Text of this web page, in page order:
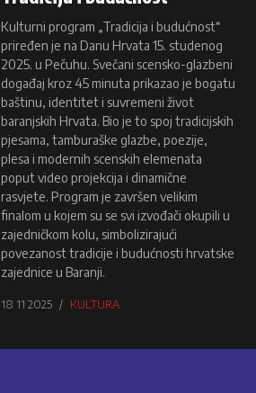
Kulturni program „Tradicija i budućnost“
priređen je na Danu Hrvata 15. studenog
2025. u Pečuhu. Svečani scensko-glazbeni
događaj kroz 45 minuta prikazao je bogatu
baštinu, identitet i suvremeni život
baranjskih Hrvata. Bio je to spoj tradicijskih
pjesama, tamburaške glazbe, poezije,
plesa i modernih scenskih elemenata
poput video projekcija i dinamične
rasvjete. Program je završen velikim
finalom u kojem su se svi izvođači okupili u
zajedničkom kolu, simbolizirajući
povezanost tradicije i budućnosti hrvatske
zajednice u Baranji.
18 11 2025 KULTURA